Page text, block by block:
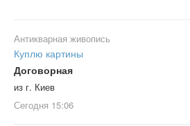
Антикварная живопись
Куплю картины
Договорная
из г. Киев
Сегодня 15:06